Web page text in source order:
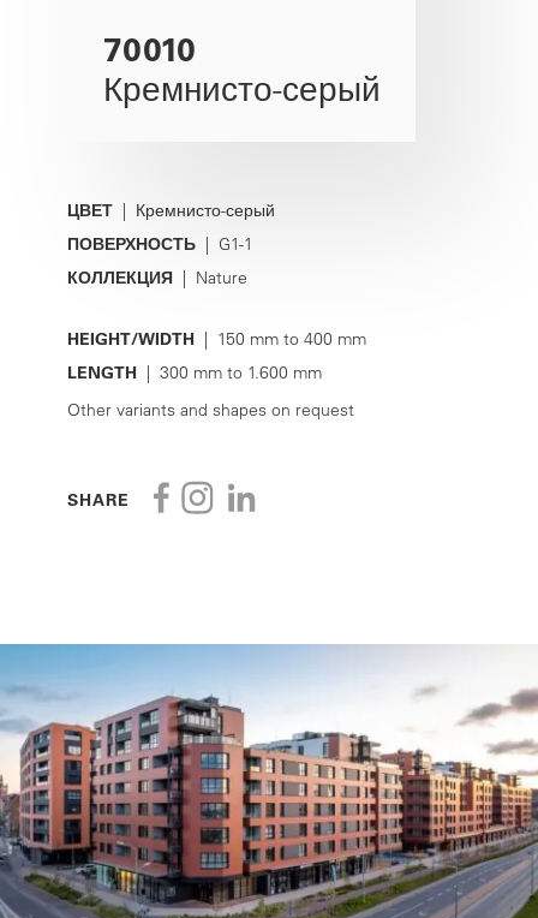
70010
Кремнисто-серый
ЦВЕТ | Кремнисто-серый
ПОВЕРХНОСТЬ | G1-1
КОЛЛЕКЦИЯ | Nature
HEIGHT/WIDTH | 150 mm to 400 mm
LENGTH | 300 mm to 1.600 mm
Other variants and shapes on request
SHARE